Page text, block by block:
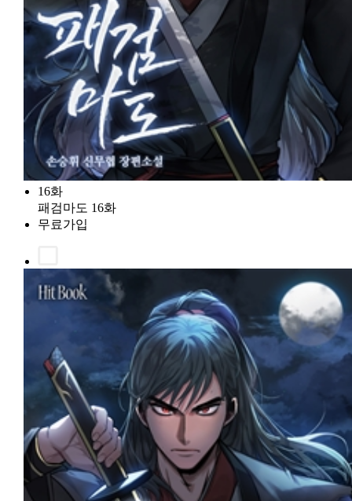
16화
패검마도 16화
무료가입